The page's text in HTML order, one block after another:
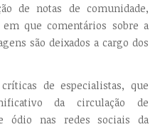
de notas de comunidade,
que comentários sobre a
são deixados a cargo dos
de especialistas, que
da circulação de
ódio nas redes sociais da